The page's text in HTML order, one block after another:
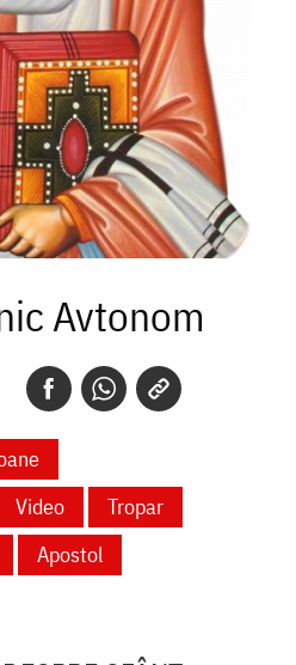
Avtonom
Video
Tropar
Apostol